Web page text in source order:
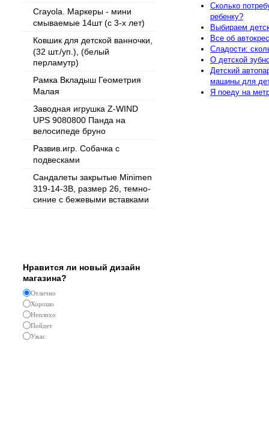
Crayola. Маркеры - мини
смываемые 14шт (с 3-х лет)
Ковшик для детской ванночки,
(32 шт./уп.), (белый
перламутр)
Рамка Вкладыш Геометрия
Малая
Заводная игрушка Z-WIND
UPS 9080800 Панда на
велосипеде бруно
Развив.игр. Собачка с
подвесками
Сандалеты закрытые Minimen
319-14-3В, размер 26, темно-
синие с бежевыми вставками
Нравится ли новый дизайн
магазина?
Отлично
Хорошо
Неплохо
Пойдет
Ужас
Сколько
ребенку?
Выбираем
Все об
Сладости:
О детской
Детский
машины для
Я поеду на